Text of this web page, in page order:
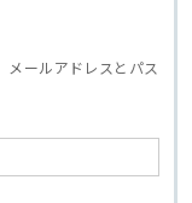
メールアドレスとパス